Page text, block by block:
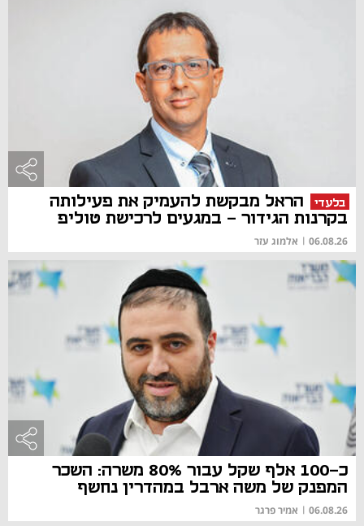
בלעדי
הראל מבקשת להעמיק את פעילותה
בקרנות הגידור - במגעים לרכישת טוליפ
06.08.26
| אלמוג עזר
כ-100 אלף שקל עבור 80% משרה: השכר
המפנק של משה ארבל במהדרין נחשף
06.08.26
| אמיר פרגר